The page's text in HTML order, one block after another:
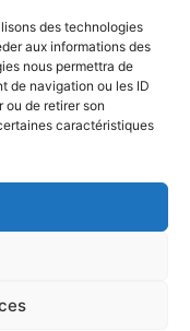
des technologies
aux informations des
nous permettra de
de navigation ou les ID
ou de retirer son
caractéristiques
2026